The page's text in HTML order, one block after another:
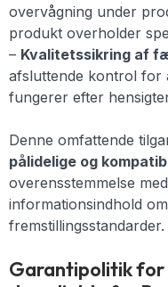
overvågning under
produkt overholder
– Kvalitetssikring af
afsluttende kontrol
fungerer efter
Denne omfattende
pålidelige og
overensstemmelse
informationsindhold
fremstillingsstandarder.
Garantipolitik